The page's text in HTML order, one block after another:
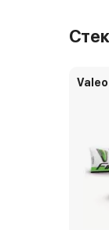
Valeo